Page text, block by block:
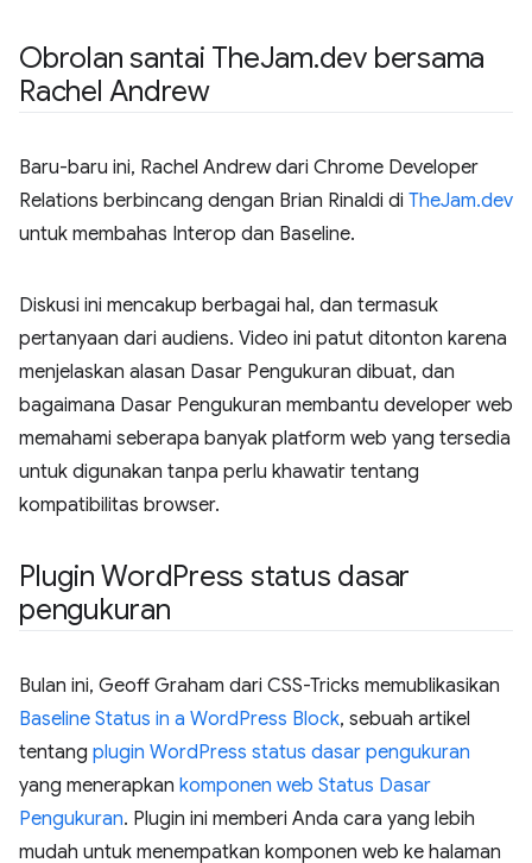
Obrolan santai TheJam.dev bersama
Rachel Andrew
Baru-baru ini, Rachel Andrew dari Chrome Developer
Relations berbincang dengan Brian Rinaldi di TheJam.dev
untuk membahas Interop dan Baseline.
Diskusi ini mencakup berbagai hal, dan termasuk
pertanyaan dari audiens. Video ini patut ditonton karena
menjelaskan alasan Dasar Pengukuran dibuat, dan
bagaimana Dasar Pengukuran membantu developer web
memahami seberapa banyak platform web yang tersedia
untuk digunakan tanpa perlu khawatir tentang
kompatibilitas browser.
Plugin WordPress status dasar
pengukuran
Bulan ini, Geoff Graham dari CSS-Tricks memublikasikan
Baseline Status in a WordPress Block, sebuah artikel
tentang plugin WordPress status dasar pengukuran
yang menerapkan komponen web Status Dasar
Pengukuran. Plugin ini memberi Anda cara yang lebih
mudah untuk menempatkan komponen web ke halaman